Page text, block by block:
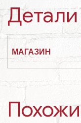
Детали
МАГАЗИН